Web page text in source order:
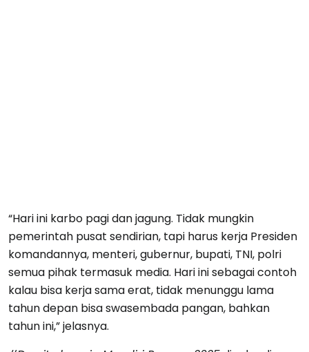
“Hari ini karbo pagi dan jagung. Tidak mungkin
pemerintah pusat sendirian, tapi harus kerja Presiden
komandannya, menteri, gubernur, bupati, TNI, polri
semua pihak termasuk media. Hari ini sebagai contoh
kalau bisa kerja sama erat, tidak menunggu lama
tahun depan bisa swasembada pangan, bahkan
tahun ini,” jelasnya.